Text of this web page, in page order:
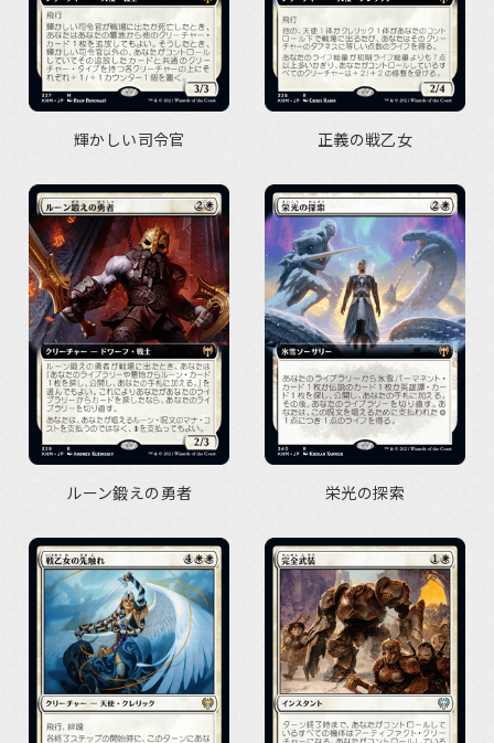
輝かしい司令官 正義の戦乙女
ルーン鍛えの勇者 栄光の探索